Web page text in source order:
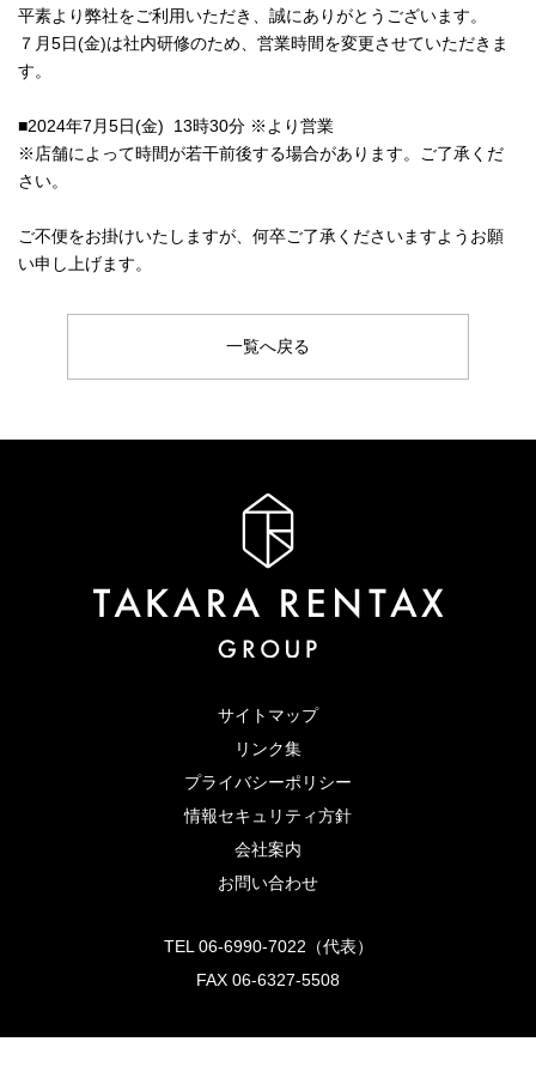
平素より弊社をご利用いただき、誠にありがとうございます。
７月5日(金)は社内研修のため、営業時間を変更させていただきま
す。
■2024年7月5日(金) 13時30分 ※より営業
※店舗によって時間が若干前後する場合があります。ご了承くだ
さい。
ご不便をお掛けいたしますが、何卒ご了承くださいますようお願
い申し上げます。
一覧へ戻る
サイトマップ
リンク集
プライバシーポリシー
情報セキュリティ方針
会社案内
お問い合わせ
TEL 06-6990-7022（代表）
FAX 06-6327-5508
〒533-0013